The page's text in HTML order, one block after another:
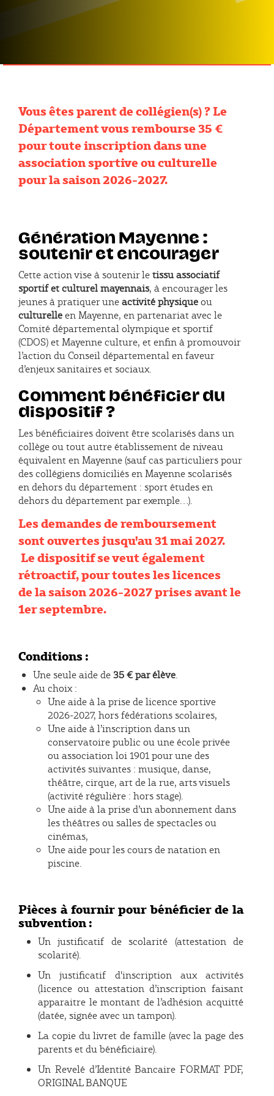
Vous êtes parent de collégien(s) ? Le
Département vous rembourse 35 €
pour toute inscription dans une
association sportive ou culturelle
pour la saison 2026-2027.
Génération Mayenne :
soutenir et encourager
Cette action vise à soutenir letissu associatif
sportif et culturel mayennais, à encourager les
jeunes à pratiquer uneactivité physiqueou
culturelleen Mayenne, en partenariat avec le
Comité départemental olympique et sportif
(CDOS) et Mayenne culture, et enfin à promouvoir
l’action du Conseil départemental en faveur
d’enjeux sanitaires et sociaux.
Comment bénéficier du
dispositif ?
Les bénéficiaires doivent être scolarisés dans un
collège ou tout autre établissement de niveau
équivalent en Mayenne (sauf cas particuliers pour
des collégiens domiciliés en Mayenne scolarisés
en dehors du département : sport études en
dehors du département par exemple…).
Les demandes de remboursement
sont ouvertes jusqu'au 31 mai 2027.
Le dispositif se veut également
rétroactif, pour toutes les licences
de la saison 2026-2027 prises avant le
1er septembre.
Conditions :
Une seule aide de35 € par élève.
Au choix :
Une aide à la prise de licence sportive
2026-2027, hors fédérations scolaires,
Une aide à l’inscription dans un
conservatoire public ou une école privée
ou association loi 1901 pour une des
activités suivantes : musique, danse,
théâtre, cirque, art de la rue, arts visuels
(activité régulière : hors stage).
Une aide à la prise d’un abonnement dans
les théâtres ou salles de spectacles ou
cinémas,
Une aide pour les cours de natation en
piscine.
Pièces à fournir pourbénéficier de la
subvention :
Un justificatif de scolarité (attestation de
scolarité).
Un justificatif d'inscription aux activités
(licence ou attestation d’inscription faisant
apparaitre le montant de l’adhésion acquitté
(datée, signée avec un tampon).
La copie du livret de famille (avec la page des
parents et du bénéficiaire).
Un Revelé d’Identité Bancaire FORMAT PDF,
ORIGINAL BANQUE